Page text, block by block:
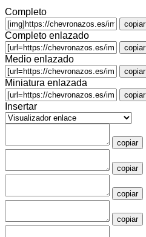
Completo
copiar
Completo enlazado
copiar
Medio enlazado
copiar
Miniatura enlazada
copiar
Insertar
copiar
copiar
copiar
copiar